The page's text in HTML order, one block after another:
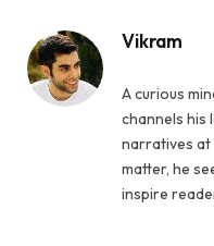
Vikram
A curious
channels his
narratives at
matter, he
inspire